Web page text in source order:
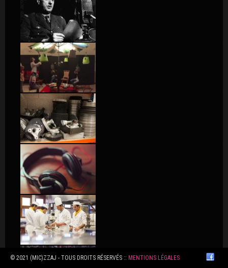
© 2021 (MIC)ZZAJ - TOUS DROITS RÉSERVÉS :: MENTIONS LÉGALES